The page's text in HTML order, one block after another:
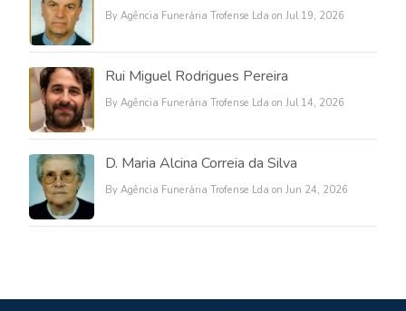
By Agência Funerária Trofense Lda on Jul 19, 2026
Rui Miguel Rodrigues Pereira
By Agência Funerária Trofense Lda on Jul 14, 2026
D. Maria Alcina Correia da Silva
By Agência Funerária Trofense Lda on Jun 24, 2026